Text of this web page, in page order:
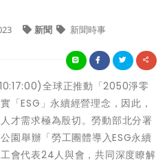
新聞 新聞時事
全球正推動「2050淨零
「ESG」永續經營理念，因此，
才需求極為殷切。勞動部北分署
園舉辦「勞工團體導入ESG永續
會代表24人與會，共同深度瞭解